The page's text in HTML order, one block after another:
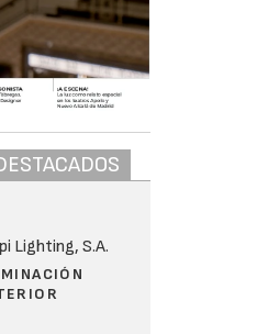
Lighting, S.A.